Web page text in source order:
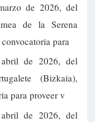
de 2026, del
de la Serena
para
de 2026, del
(Bizkaia),
para proveer v
de 2026, del